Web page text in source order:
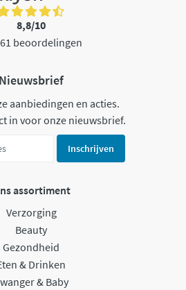
8,8/10
beoordelingen
Nieuwsbrief
aanbiedingen en acties.
in voor onze nieuwsbrief.
Inschrijven
assortiment
Verzorging
Beauty
Gezondheid
& Drinken
& Baby